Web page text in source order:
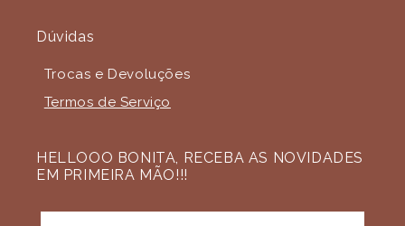
Dúvidas
Trocas e Devoluções
Termos de Serviço
HELLOOO BONITA, RECEBA AS NOVIDADES
EM PRIMEIRA MÃO!!!